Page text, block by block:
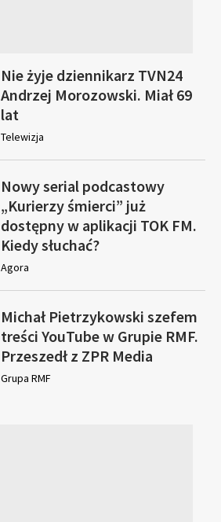
Nie żyje dziennikarz TVN24
Andrzej Morozowski. Miał 69
lat
Telewizja
Nowy serial podcastowy
„Kurierzy śmierci” już
dostępny w aplikacji TOK FM.
Kiedy słuchać?
Agora
Michał Pietrzykowski szefem
treści YouTube w Grupie RMF.
Przeszedł z ZPR Media
Grupa RMF